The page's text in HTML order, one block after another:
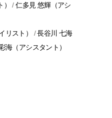
/仁多見 悠輝（アシ
リスト） /長谷川 七海
海（アシスタント）